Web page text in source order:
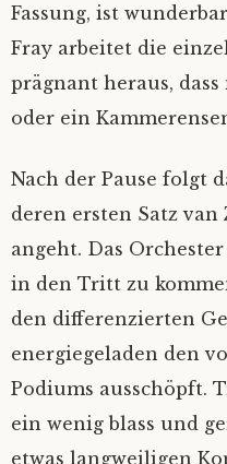
Fassung, ist
Fray arbeitet die
prägnant heraus,
oder ein
Nach der Pause folgt
deren ersten Satz van
angeht. Das
in den Tritt zu
den differenzierten
energiegeladen den
Podiums ausschöpft.
ein wenig blass und
etwas langweiligen